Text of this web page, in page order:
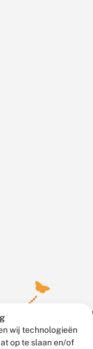
wij technologieën
op te slaan en/of